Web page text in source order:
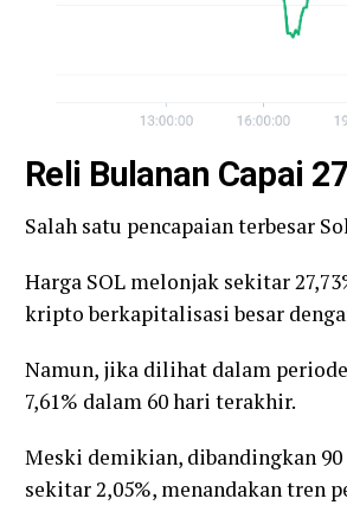
Reli Bulanan Capai
Salah satu pencapaian terbesar
Harga SOL melonjak sekitar
kripto berkapitalisasi besar
Namun, jika dilihat dalam
7,61% dalam 60 hari terakhir.
Meski demikian, dibandingkan
sekitar 2,05%, menandakan tren